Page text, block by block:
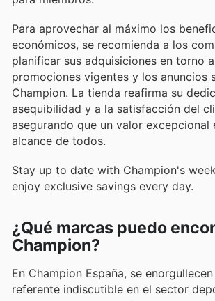
Para aprovechar al máximo los
económicos, se recomienda a los
planificar sus adquisiciones en torno
promociones vigentes y los anuncios
Champion. La tienda reafirma su
asequibilidad y a la satisfacción del
asegurando que un valor excepcional
alcance de todos.
Stay up to date with Champion's
enjoy exclusive savings every day.
¿Qué marcas puedo
Champion?
En Champion España, se
referente indiscutible en el sector